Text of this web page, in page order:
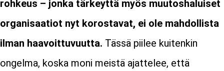
rohkeus – jonka tärkeyttä myös muutoshaluiset
organisaatiot nyt korostavat, ei ole mahdollista
ilman haavoittuvuutta. Tässä piilee kuitenkin
ongelma, koska moni meistä ajattelee, että